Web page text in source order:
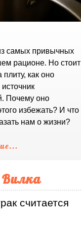
самых привычных
рационе. Но стоит
плиту, как оно
Почему оно
избежать? И что
нам о жизни?
считается